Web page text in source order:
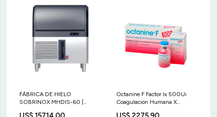
FÁBRICA DE HIELO
SOBRINOX MHDIS-60 |
Octanine F Factor Ix 500Ui
Coagulacion Humana X